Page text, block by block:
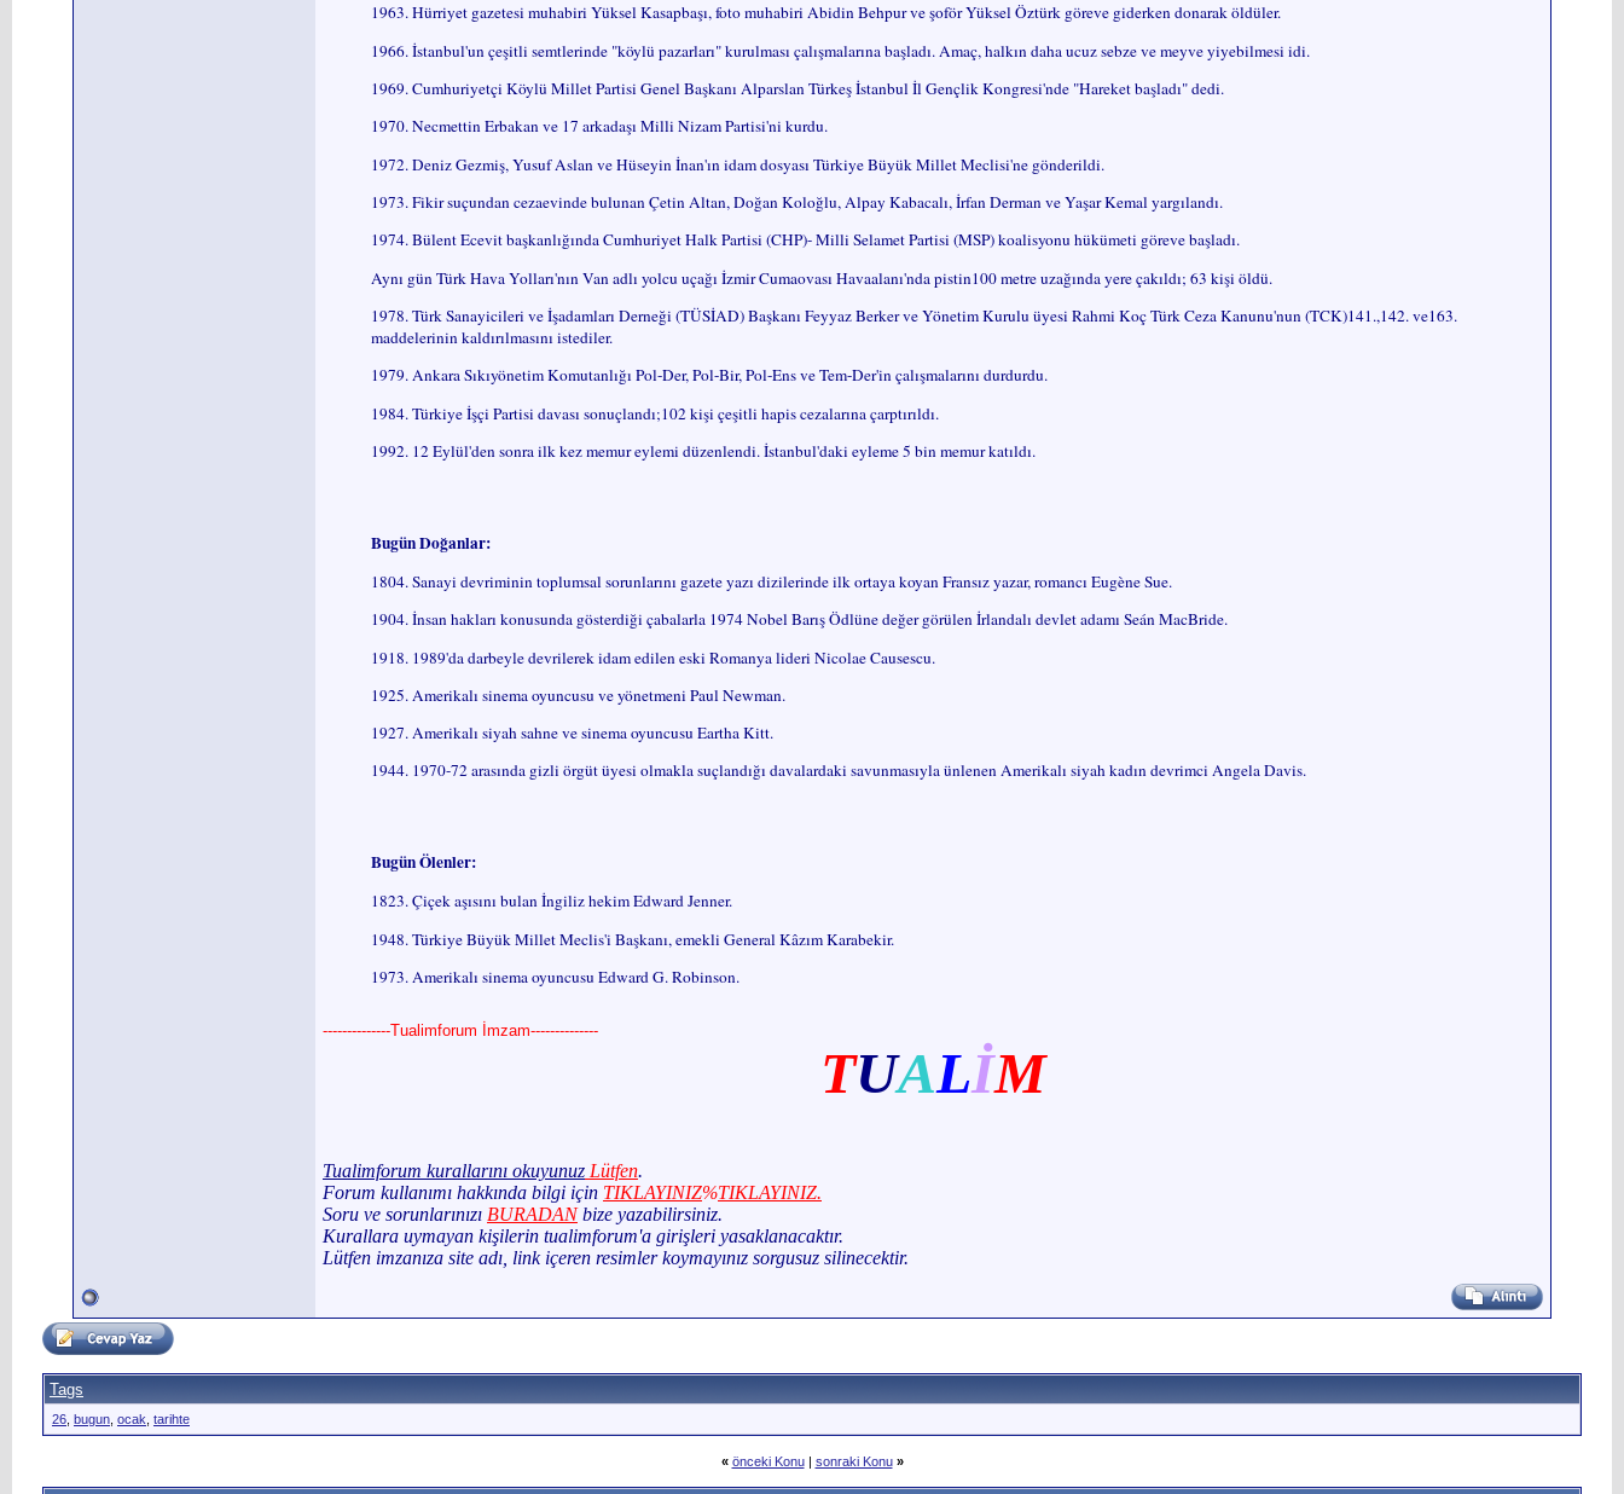
1963. Hürriyet gazetesi muhabiri Yüksel Kasapbaşı, foto muhabiri Abidin Behpur ve şoför Yüksel Öztürk göreve giderken donarak öldüler.
1966. İstanbul'un çeşitli semtlerinde "köylü pazarları" kurulması çalışmalarına başladı. Amaç, halkın daha ucuz sebze ve meyve yiyebilmesi idi.
1969. Cumhuriyetçi Köylü Millet Partisi Genel Başkanı Alparslan Türkeş İstanbul İl Gençlik Kongresi'nde "Hareket başladı" dedi.
1970. Necmettin Erbakan ve 17 arkadaşı Milli Nizam Partisi'ni kurdu.
1972. Deniz Gezmiş, Yusuf Aslan ve Hüseyin İnan'ın idam dosyası Türkiye Büyük Millet Meclisi'ne gönderildi.
1973. Fikir suçundan cezaevinde bulunan Çetin Altan, Doğan Koloğlu, Alpay Kabacalı, İrfan Derman ve Yaşar Kemal yargılandı.
1974. Bülent Ecevit başkanlığında Cumhuriyet Halk Partisi (CHP)- Milli Selamet Partisi (MSP) koalisyonu hükümeti göreve başladı.
Aynı gün Türk Hava Yolları'nın Van adlı yolcu uçağı İzmir Cumaovası Havaalanı'nda pistin100 metre uzağında yere çakıldı; 63 kişi öldü.
1978. Türk Sanayicileri ve İşadamları Derneği (TÜSİAD) Başkanı Feyyaz Berker ve Yönetim Kurulu üyesi Rahmi Koç Türk Ceza Kanunu'nun (TCK)141.,142. ve163.
maddelerinin kaldırılmasını istediler.
1979. Ankara Sıkıyönetim Komutanlığı Pol-Der, Pol-Bir, Pol-Ens ve Tem-Der'in çalışmalarını durdurdu.
1984. Türkiye İşçi Partisi davası sonuçlandı;102 kişi çeşitli hapis cezalarına çarptırıldı.
1992. 12 Eylül'den sonra ilk kez memur eylemi düzenlendi. İstanbul'daki eyleme 5 bin memur katıldı.
Bugün Doğanlar:
1804. Sanayi devriminin toplumsal sorunlarını gazete yazı dizilerinde ilk ortaya koyan Fransız yazar, romancı Eugène Sue.
1904. İnsan hakları konusunda gösterdiği çabalarla 1974 Nobel Barış Ödlüne değer görülen İrlandalı devlet adamı Seán MacBride.
1918. 1989'da darbeyle devrilerek idam edilen eski Romanya lideri Nicolae Causescu.
1925. Amerikalı sinema oyuncusu ve yönetmeni Paul Newman.
1927. Amerikalı siyah sahne ve sinema oyuncusu Eartha Kitt.
1944. 1970-72 arasında gizli örgüt üyesi olmakla suçlandığı davalardaki savunmasıyla ünlenen Amerikalı siyah kadın devrimci Angela Davis.
Bugün Ölenler:
1823. Çiçek aşısını bulan İngiliz hekim Edward Jenner.
1948. Türkiye Büyük Millet Meclis'i Başkanı, emekli General Kâzım Karabekir.
1973. Amerikalı sinema oyuncusu Edward G. Robinson.
--------------Tualimforum İmzam--------------
TUALİM
Tualimforum kurallarını okuyunuz Lütfen.
Forum kullanımı hakkında bilgi için TIKLAYINIZ%TIKLAYINIZ.
Soru ve sorunlarınızı BURADANbize yazabilirsiniz.
Kurallara uymayan kişilerin tualimforum'a girişleri yasaklanacaktır.
Lütfen imzanıza site adı, link içeren resimler koymayınız sorgusuz silinecektir.
Tags
26 bugun ocak tarihte
« önceki Konu| sonraki Konu »